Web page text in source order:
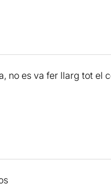
no es va fer llarg tot el